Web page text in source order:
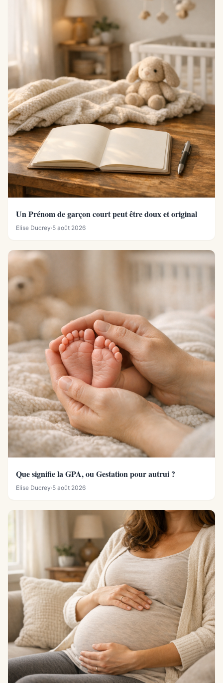
Un Prénom de garçon court peut être doux et original
Elise Ducrey·5 août 2026
Que signifie la GPA, ou Gestation pour autrui ?
Elise Ducrey·5 août 2026